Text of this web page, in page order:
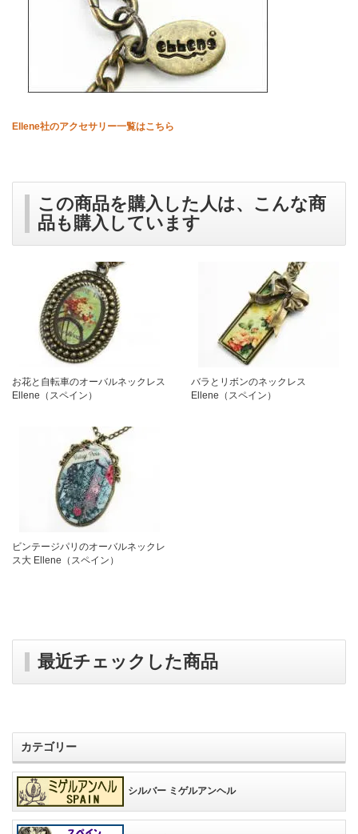
Ellene社のアクセサリー一覧はこちら
この商品を購入した人は、こんな商
品も購入しています
お花と自転車のオーバルネックレス
Ellene（スペイン）
バラとリボンのネックレス
Ellene（スペイン）
ビンテージパリのオーバルネックレ
ス大 Ellene（スペイン）
最近チェックした商品
カテゴリー
シルバー ミゲルアンヘル